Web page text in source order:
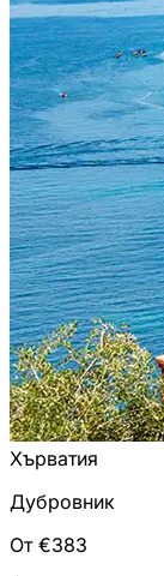
Хърватия
Дубровник
От €383